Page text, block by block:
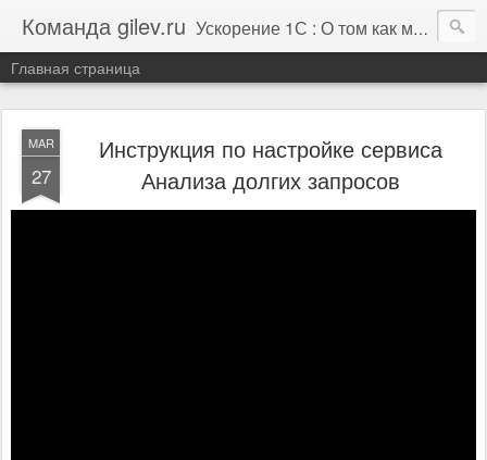
Команда gilev.ru Ускорение 1С : О том как мы это делаем. И не только про это.
Главная страница
MAR
27
Инструкция по настройке сервиса
Анализа долгих запросов